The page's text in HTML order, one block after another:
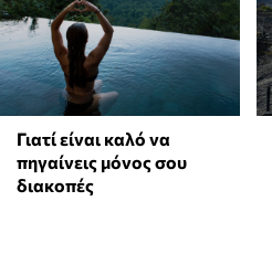
Γιατί είναι καλό να
πηγαίνεις μόνος σου
διακοπές